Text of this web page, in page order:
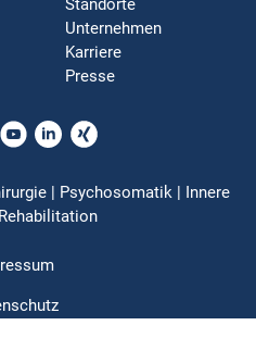
Standorte
Unternehmen
Karriere
Presse
| Psychosomatik | Innere